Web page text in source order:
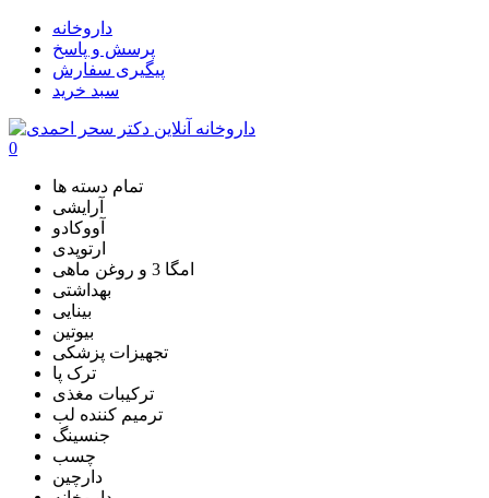
داروخانه
پرسش و پاسخ
پیگیری سفارش
سبد خرید
0
تمام دسته ها
آرایشی
آووکادو
ارتوپدی
امگا 3 و روغن ماهی
بهداشتی
بینایی
بیوتین
تجهیزات پزشکی
ترک پا
ترکیبات مغذی
ترمیم کننده لب
جنسینگ
چسب
دارچین